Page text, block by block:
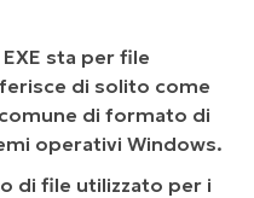
sta per file
di solito come
di formato di
operativi Windows.
di file utilizzato per i